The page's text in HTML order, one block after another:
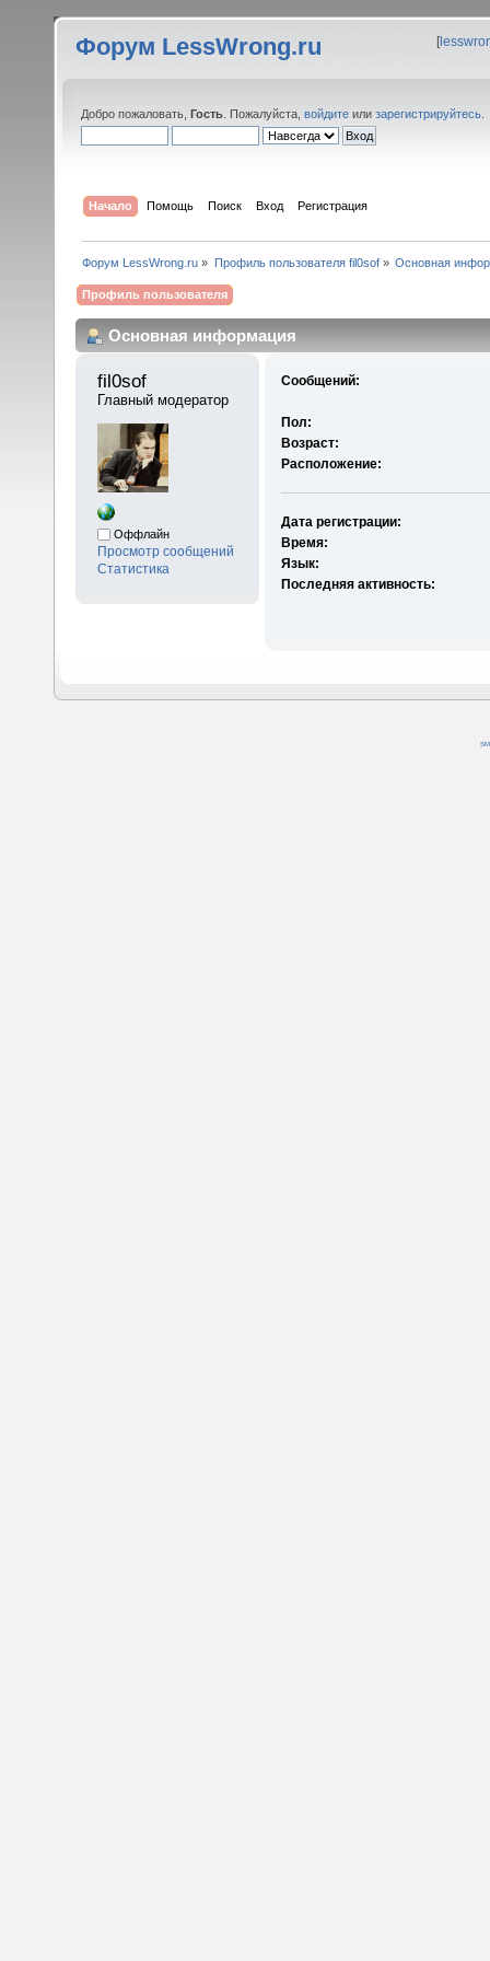
Форум LessWrong.ru [
Добро пожаловать, Гость . Пожалуйста, войдите или зарегистрируйтесь
Начало Помощь Поиск Вход Регистрация
Форум LessWrong.ru » Профиль пользователя fil0sof» Основная
Профиль пользователя
Основная информация
fil0sof
Главный модератор
Оффлайн
Просмотр сообщений
Статистика
Сообщений:
Пол:
Возраст:
Расположение:
Дата регистрации:
Время:
Язык:
Последняя активность: